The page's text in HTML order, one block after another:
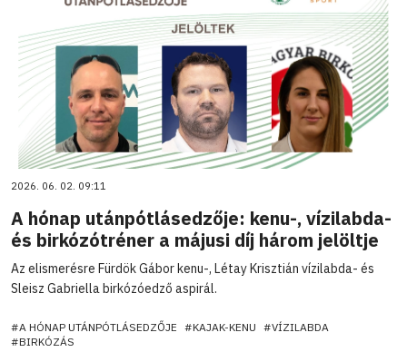
2026. 06. 02. 09:11
A hónap utánpótlásedzője: kenu-, vízilabda-
és birkózótréner a májusi díj három jelöltje
Az elismerésre Fürdök Gábor kenu-, Létay Krisztián vízilabda- és
Sleisz Gabriella birkózóedző aspirál.
#A HÓNAP UTÁNPÓTLÁSEDZŐJE #KAJAK-KENU #VÍZILABDA
#BIRKÓZÁS